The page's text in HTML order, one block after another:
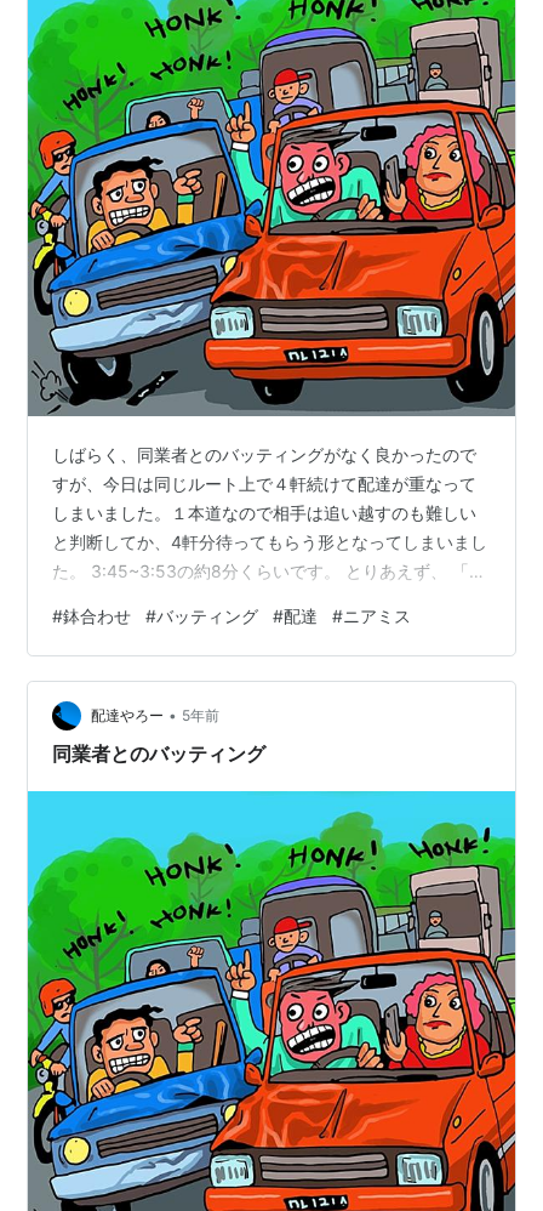
しばらく、同業者とのバッティングがなく良かったので
すが、今日は同じルート上で４軒続けて配達が重なって
しまいました。１本道なので相手は追い越すのも難しい
と判断してか、4軒分待ってもらう形となってしまいまし
た。 3:45~3:53の約8分くらいです。 とりあえず、 「相
いけない！」 と思いダッシュ！ 久々におっさん、走りま
した。 還暦を過ぎたメタボのおっさんに、ダッシュはき
つい！ 相手の新聞配達の方もジェントルマンで遠巻きに
車を止めて、見守ってくれてるように私には思えまし
た。「申し訳ない」 同一時間、短時間に皆同時に配達を
#鉢合わせ #バッティング #配達 #ニアミス
配達やろー • 5年前
同業者とのバッティング